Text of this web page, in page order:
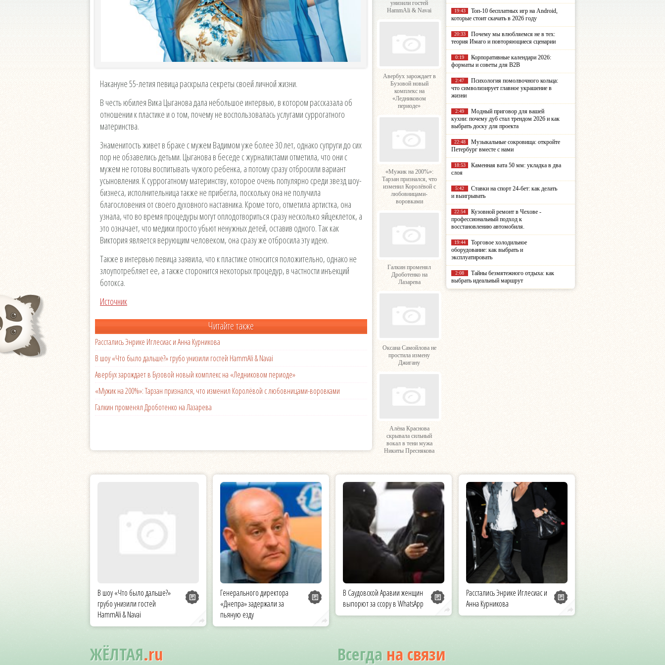
Накануне 55-летия певица раскрыла секреты своей личной жизни.
В честь юбилея Вика Цыганова дала небольшое интервью, в котором рассказала об
отношении к пластике и о том, почему не воспользовалась услугами суррогатного
материнства.
Знаменитость живет в браке с мужем Вадимом уже более 30 лет, однако супруги до сих
пор не обзавелись детьми. Цыганова в беседе с журналистами отметила, что они с
мужем не готовы воспитывать чужого ребенка, а потому сразу отбросили вариант
усыновления. К суррогатному материнству, которое очень популярно среди звезд шоу-
бизнеса, исполнительница также не прибегла, поскольку она не получила
благословения от своего духовного наставника. Кроме того, отметила артистка, она
узнала, что во время процедуры могут оплодотвориться сразу несколько яйцеклеток, а
это означает, что медики просто убьют ненужных детей, оставив одного. Так как
Виктория является верующим человеком, она сразу же отбросила эту идею.
Также в интервью певица заявила, что к пластике относится положительно, однако не
злоупотребляет ее, а также сторонится некоторых процедур, в частности инъекций
ботокса.
Источник
Читайте также
Расстались Энрике Иглесиас и Анна Курникова
В шоу «Что было дальше?» грубо унизили гостей HammAli & Navai
Авербух зарождает в Бузовой новый комплекс на «Ледниковом периоде»
«Мужик на 200%»: Тарзан признался, что изменил Королёвой с любовницами-воровками
Галкин променял Дроботенко на Лазарева
унизили гостей
HammAli & Navai
Авербух зарождает в
Бузовой новый
комплекс на
«Ледниковом
периоде»
«Мужик на 200%»:
Тарзан признался, что
изменил Королёвой с
любовницами-
воровками
Галкин променял
Дроботенко на
Лазарева
Оксана Самойлова не
простила измену
Джигану
Алёна Краснова
скрывала сильный
вокал в тени мужа
Никиты Преснякова
19:43
Топ-10 бесплатных игр на Android,
которые стоит скачать в 2026 году
20:33
Почему мы влюбляемся не в тех:
теория Имаго и повторяющиеся сценарии
0:19
Корпоративные календари 2026:
форматы и советы для B2B
2:47
Психология помолвочного кольца:
что символизирует главное украшение в
жизни
2:49
Модный приговор для вашей
кухни: почему дуб стал трендом 2026 и как
выбрать доску для проекта
22:48
Музыкальные сокровища: откройте
Петербург вместе с нами
18:53
Каменная вата 50 мм: укладка в два
слоя
5:42
Ставки на спорт 24-бет: как делать
и выигрывать
22:54
Кузовной ремонт в Чехове -
профессиональный подход к
восстановлению автомобиля.
19:44
Торговое холодильное
оборудование: как выбрать и
эксплуатировать
2:08
Тайны безмятежного отдыха: как
выбрать идеальный маршрут
В шоу «Что было дальше?»
грубо унизили гостей
HammAli & Navai
Генерального директора
«Днепра» задержали за
пьяную езду
В Саудовской Аравии женщин
выпорют за ссору в WhatsApp
Расстались Энрике Иглесиас и
Анна Курникова
ЖЁЛТАЯ.ru Всегда на связи